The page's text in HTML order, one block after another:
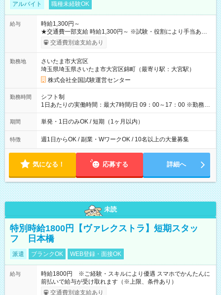
アルバイト 職種未経験OK
給与
時給1,300円～
★交通費一部支給 時給1,300円～ ※試験・役割により手当あり
※勤務回数により昇給あり 【即給（前払い）オプションあ
り！】 希望される場合、勤務から1週間ほどで給与の一部を受け
例】 ・河合塾模擬試験 8:30～17:30（休憩1時間） 時給1,300円
×8時間＝日収10,400円＋交通費 ※当日の役割により時給＋100
円の場合あり ・国家試験 7:00～13:30（休憩なし） 時給1,300
円（役割手当＋100円）×6時間＝日収8,400円＋交通費 【試用期
間】試用期間なし
交通費別途支給あり
勤務地
さいたま市大宮区
埼玉県埼玉県さいたま市大宮区錦町（最寄り駅：大宮駅）
株式会社全国試験運営センター
勤務時間
シフト制
1日あたりの実働時間：最大7時間/日 09：00～17：00 ※勤務時
間は 試験により異なります。
期間 単発・1日のみOK / 短期（1ヶ月以内）
特徴 週1日からOK / 副業・WワークOK / 10名以上の大量募集
気になる！ 応募する 詳細へ
未読
特別時給1800円【ヴァレクストラ】短期スタッ
フ 日本橋
派遣 ブランクOK WEB登録・面接OK
給与
時給1800円 ※ご経験・スキルにより優遇 スマホでかんたんに
前払いで給与が受け取れます（※上限、条件あり）
交通費別途支給あり